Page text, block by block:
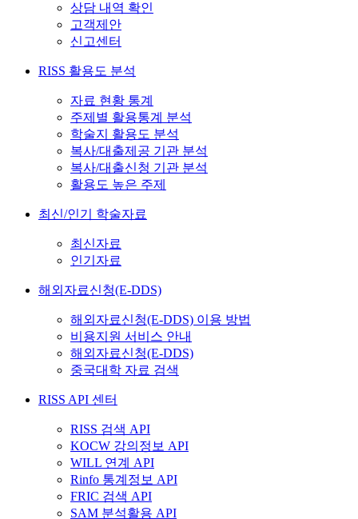
상담 내역 확인
고객제안
신고센터
RISS 활용도 분석
자료 현황 통계
주제별 활용통계 분석
학술지 활용도 분석
복사/대출제공 기관 분석
복사/대출신청 기관 분석
활용도 높은 주제
최신/인기 학술자료
최신자료
인기자료
해외자료신청(E-DDS)
해외자료신청(E-DDS) 이용 방법
비용지원 서비스 안내
해외자료신청(E-DDS)
중국대학 자료 검색
RISS API 센터
RISS 검색 API
KOCW 강의정보 API
WILL 연계 API
Rinfo 통계정보 API
FRIC 검색 API
SAM 분석활용 API